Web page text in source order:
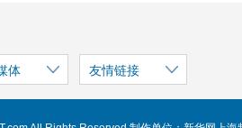
体 友情链接